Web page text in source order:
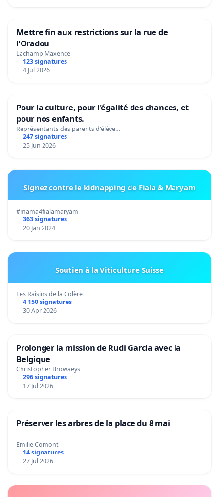
Mettre fin aux restrictions sur la rue de
l’Oradou
Lachamp Maxence
123 signatures
4 Jul 2026
Pour la culture, pour l'égalité des chances, et
pour nos enfants.
Représentants des parents d'élève…
247 signatures
25 Jun 2026
Signez contre le kidnapping de Fiala & Maryam
#mama4fialamaryam
363 signatures
20 Jan 2024
Soutien à la Viticulture Suisse
Les Raisins de la Colère
4 150 signatures
30 Apr 2026
Prolonger la mission de Rudi Garcia avec la
Belgique
Christopher Browaeys
296 signatures
17 Jul 2026
Préserver les arbres de la place du 8 mai
Emilie Comont
14 signatures
27 Jul 2026